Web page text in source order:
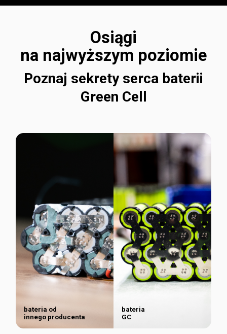
Osiągi
na najwyższym poziomie
Poznaj sekrety serca baterii
Green Cell
bateria od
innego producenta
bateria
GC